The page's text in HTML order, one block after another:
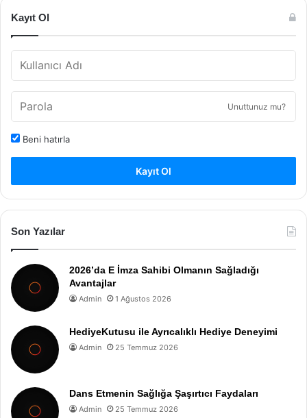
Kayıt Ol
Unuttunuz mu?
Beni hatırla
Kayıt Ol
Son Yazılar
2026’da E İmza Sahibi Olmanın Sağladığı
Avantajlar
Admin 1 Ağustos 2026
HediyeKutusu ile Ayrıcalıklı Hediye Deneyimi
Admin 25 Temmuz 2026
Dans Etmenin Sağlığa Şaşırtıcı Faydaları
Admin 25 Temmuz 2026